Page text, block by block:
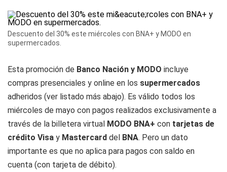
Descuento del 30% este miércoles con BNA+ y MODO en
supermercados.
Esta promoción de Banco Nación y MODO incluye
compras presenciales y online en los supermercados
adheridos (ver listado más abajo). Es válido todos los
miércoles de mayo con pagos realizados exclusivamente a
través de la billetera virtual MODO BNA+ con tarjetas de
crédito Visa y Mastercard del BNA. Pero un dato
importante es que no aplica para pagos con saldo en
cuenta (con tarjeta de débito).